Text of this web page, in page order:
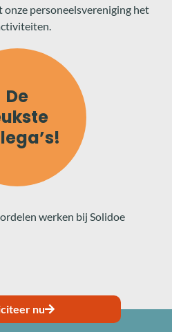
personeelsvereniging het
De
werken bij Solidoe
nu